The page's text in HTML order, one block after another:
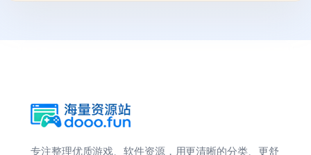
专注整理优质游戏、软件资源，用更清晰的分类、更舒